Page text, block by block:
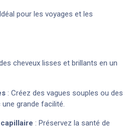
pour les voyages et les
cheveux lisses et brillants en un
: Créez des vagues souples ou des
grande facilité.
: Préservez la santé de